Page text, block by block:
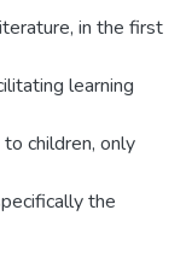
in the first
learning
children, only
the